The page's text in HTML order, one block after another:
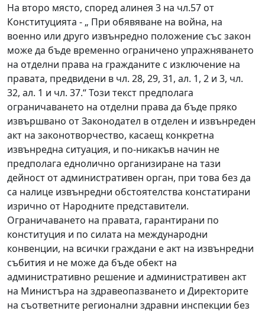
На второ място, според алинея 3 на чл.57 от
Конституцията - „ При обявяване на война, на
военно или друго извънредно положение със закон
може да бъде временно ограничено упражняването
на отделни права на гражданите с изключение на
правата, предвидени в чл. 28, 29, 31, ал. 1, 2 и 3, чл.
32, ал. 1 и чл. 37.“ Този текст предполага
ограничаването на отделни права да бъде пряко
извършвано от Законодател в отделен и извънреден
акт на законотворчество, касаещ конкретна
извънредна ситуация, и по-никакъв начин не
предполага еднолично организиране на тази
дейност от административен орган, при това без да
са налице извънредни обстоятелства констатирани
изрично от Народните представители.
Ограничаването на правата, гарантирани по
конституция и по силата на международни
конвенции, на всички граждани е акт на извънредни
събития и не може да бъде обект на
административно решение и административен акт
на Министъра на здравеопазването и Директорите
на съответните регионални здравни инспекции без